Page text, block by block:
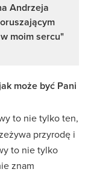
Andrzeja
moim sercu"
może być Pani
to nie tylko ten,
przyrodę i
to nie tylko
znam